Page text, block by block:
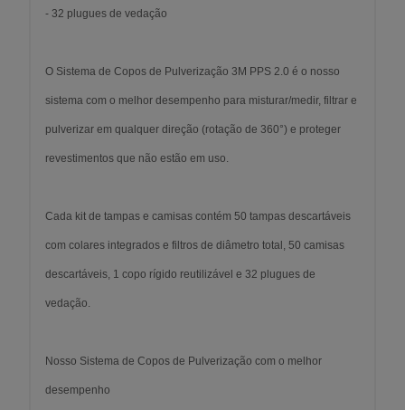
- 32 plugues de vedação
O Sistema de Copos de Pulverização 3M PPS 2.0 é o nosso
sistema com o melhor desempenho para misturar/medir, filtrar e
pulverizar em qualquer direção (rotação de 360°) e proteger
revestimentos que não estão em uso.
Cada kit de tampas e camisas contém 50 tampas descartáveis
com colares integrados e filtros de diâmetro total, 50 camisas
descartáveis, 1 copo rígido reutilizável e 32 plugues de
vedação.
Nosso Sistema de Copos de Pulverização com o melhor
desempenho